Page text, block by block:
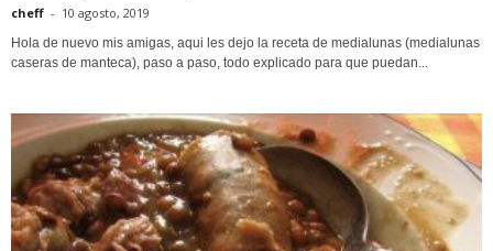
cheff - 10 agosto, 2019
Hola de nuevo mis amigas, aqui les dejo la receta de medialunas (medialunas
caseras de manteca), paso a paso, todo explicado para que puedan...